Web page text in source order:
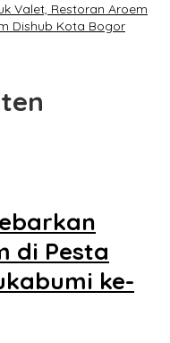
Valet, Restoran Aroem
Dishub Kota Bogor
di Pesta
ke-